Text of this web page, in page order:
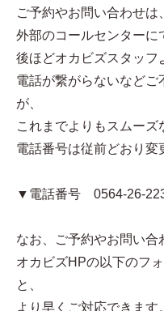
ご予約やお問い合わせは、
外部のコールセンターに
後ほどオカビズスタッフ
電話が繋がらないなどご
が、
これまでよりもスムーズ
電話番号は従前どおり変
▼電話番号 0564-26-
なお、ご予約やお問い合
オカビズHPの以下のフ
と、
より早くご対応できます。